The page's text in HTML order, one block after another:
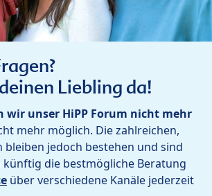
Liebling da!
wir unser HiPP Forum nicht mehr
mehr möglich. Die zahlreichen,
jedoch bestehen und sind
die bestmögliche Beratung
über verschiedene Kanäle jederzeit